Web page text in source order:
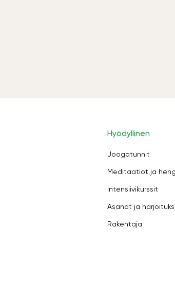
Hyödyllinen
Joogatunnit
Meditaatiot ja
Intensiivikurssit
Asanat ja
Rakentaja